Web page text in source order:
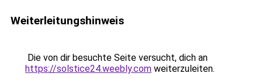
Weiterleitungshinweis
Die von dir besuchte Seite versucht, dich an
https://solstice24.weebly.com weiterzuleiten.